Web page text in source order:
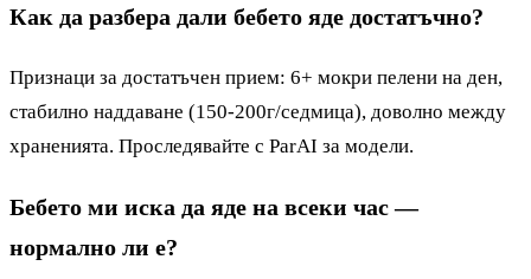
Как да разбера дали бебето яде достатъчно?
Признаци за достатъчен прием: 6+ мокри пелени на ден,
стабилно наддаване (150-200г/седмица), доволно между
храненията. Проследявайте с ParAI за модели.
Бебето ми иска да яде на всеки час —
нормално ли е?